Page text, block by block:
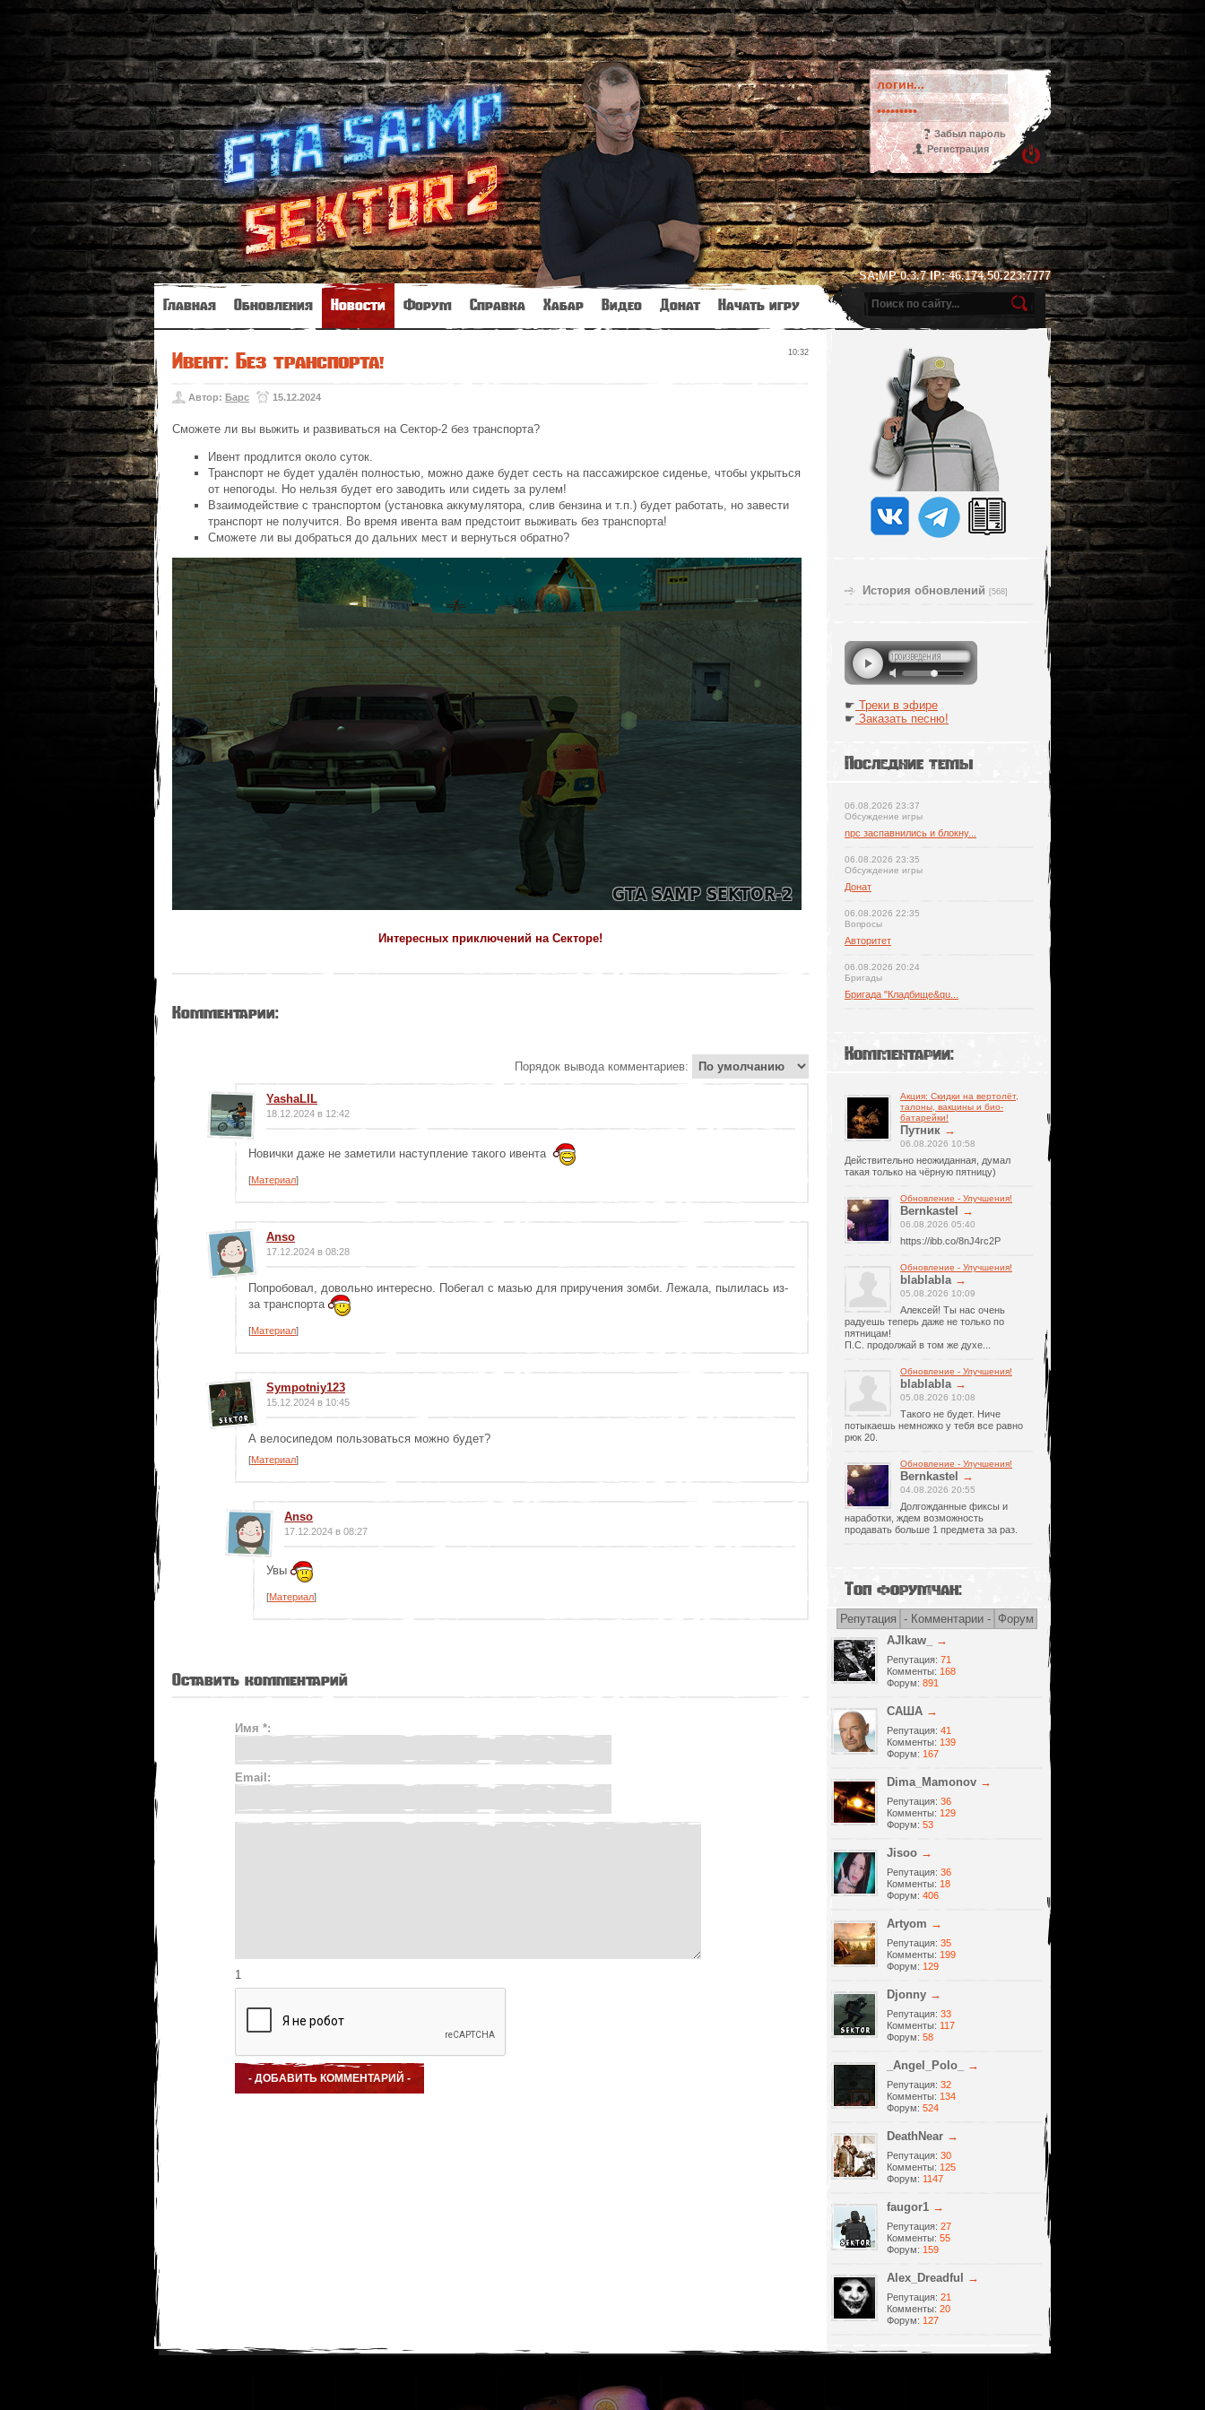
Забыл пароль
Регистрация
SA:MP 0.3.7 IP: 46.174.50.223:7777
Главная Обновления Новости Форум Справка Хабар Видео Донат Начать игру
10:32
Ивент: Без транспорта!
Автор: Барс 15.12.2024
Сможете ли вы выжить и развиваться на Сектор-2 без транспорта?
Ивент продлится около суток.
Транспорт не будет удалён полностью, можно даже будет сесть на пассажирское сиденье, чтобы укрыться
от непогоды. Но нельзя будет его заводить или сидеть за рулем!
Взаимодействие с транспортом (установка аккумулятора, слив бензина и т.п.) будет работать, но завести
транспорт не получится. Во время ивента вам предстоит выживать без транспорта!
Сможете ли вы добраться до дальних мест и вернуться обратно?
Интересных приключений на Секторе!
Комментарии:
Порядок вывода комментариев:
YashaLIL
18.12.2024 в 12:42
Новички даже не заметили наступление такого ивента
[Материал]
Anso
17.12.2024 в 08:28
Попробовал, довольно интересно. Побегал с мазью для приручения зомби. Лежала, пылилась из-
за транспорта
[Материал]
Sympotniy123
15.12.2024 в 10:45
А велосипедом пользоваться можно будет?
[Материал]
Anso
17.12.2024 в 08:27
Увы
[Материал]
Оставить комментарий
Имя *:
Email:
1
История обновлений [568]
☛ Треки в эфире
☛ Заказать песню!
Последние темы
06.08.2026 23:37
Обсуждение игры
npc заспавнились и блокну...
06.08.2026 23:35
Обсуждение игры
Донат
06.08.2026 22:35
Вопросы
Авторитет
06.08.2026 20:24
Бригады
Бригада "Кладбище&qu...
Комментарии:
Акция: Скидки на вертолёт,
талоны, вакцины и био-
батарейки!
Путник →
06.08.2026 10:58
Действительно неожиданная, думал
такая только на чёрную пятницу)
Обновление - Улучшения!
Bernkastel →
06.08.2026 05:40
https://ibb.co/8nJ4rc2P
Обновление - Улучшения!
blablabla →
05.08.2026 10:09
Алексей! Ты нас очень
радуешь теперь даже не только по
пятницам!
П.С. продолжай в том же духе...
Обновление - Улучшения!
blablabla →
05.08.2026 10:08
Такого не будет. Ниче
потыкаешь немножко у тебя все равно
рюк 20.
Обновление - Улучшения!
Bernkastel →
04.08.2026 20:55
Долгожданные фиксы и
наработки, ждем возможность
продавать больше 1 предмета за раз.
Топ форумчан:
Репутация - Комментарии - Форум
AJlkaw_
→
Репутация: 71
Комменты: 168
Форум: 891
САША →
Репутация: 41
Комменты: 139
Форум: 167
Dima_Mamonov →
Репутация: 36
Комменты: 129
Форум: 53
Jisoo →
Репутация: 36
Комменты: 18
Форум: 406
Artyom →
Репутация: 35
Комменты: 199
Форум: 129
Djonny →
Репутация: 33
Комменты: 117
Форум: 58
_Angel_Polo_ →
Репутация: 32
Комменты: 134
Форум: 524
DeathNear →
Репутация: 30
Комменты: 125
Форум: 1147
faugor1 →
Репутация: 27
Комменты: 55
Форум: 159
Alеx_Dreadful →
Репутация: 21
Комменты: 20
Форум: 127